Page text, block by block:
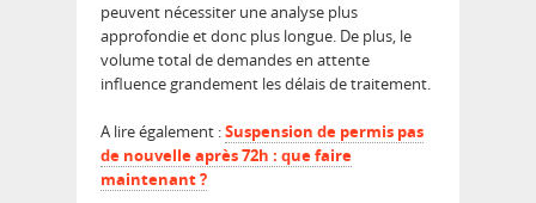
peuvent nécessiter une analyse plus
approfondie et donc plus longue. De plus, le
volume total de demandes en attente
influence grandement les délais de traitement.
A lire également :Suspension de permis pas
de nouvelle après 72h : que faire
maintenant ?